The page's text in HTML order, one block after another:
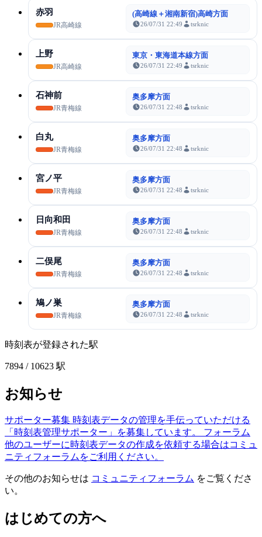
赤羽
JR高崎線
(高崎線＋湘南新宿)高崎方面
26/07/31 22:49 tsrknic
上野
JR高崎線
東京・東海道本線方面
26/07/31 22:49 tsrknic
石神前
JR青梅線
奥多摩方面
26/07/31 22:48 tsrknic
白丸
JR青梅線
奥多摩方面
26/07/31 22:48 tsrknic
宮ノ平
JR青梅線
奥多摩方面
26/07/31 22:48 tsrknic
日向和田
JR青梅線
奥多摩方面
26/07/31 22:48 tsrknic
二俣尾
JR青梅線
奥多摩方面
26/07/31 22:48 tsrknic
鳩ノ巣
JR青梅線
奥多摩方面
26/07/31 22:48 tsrknic
時刻表が登録された駅
7894 / 10623 駅
お知らせ
サポーター募集 時刻表データの管理を手伝っていただける
「時刻表管理サポーター」を募集しています。
フォーラム
他のユーザーに時刻表データの作成を依頼する場合はコミュ
ニティフォーラムをご利用ください。
その他のお知らせは コミュニティフォーラム をご覧くださ
い。
はじめての方へ